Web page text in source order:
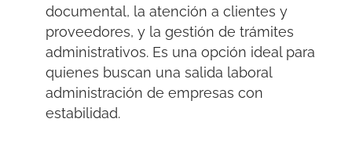
documental, la atención a clientes y
proveedores, y la gestión de trámites
administrativos. Es una opción ideal para
quienes buscan una salida laboral
administración de empresas con
estabilidad.